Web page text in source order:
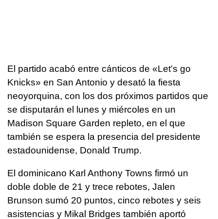
El partido acabó entre cánticos de «Let's go
Knicks» en San Antonio y desató la fiesta
neoyorquina, con los dos próximos partidos que
se disputarán el lunes y miércoles en un
Madison Square Garden repleto, en el que
también se espera la presencia del presidente
estadounidense, Donald Trump.
El dominicano Karl Anthony Towns firmó un
doble doble de 21 y trece rebotes, Jalen
Brunson sumó 20 puntos, cinco rebotes y seis
asistencias y Mikal Bridges también aportó